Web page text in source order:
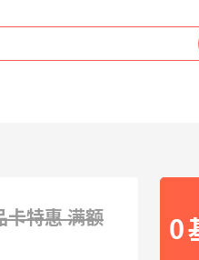
卡特惠满额